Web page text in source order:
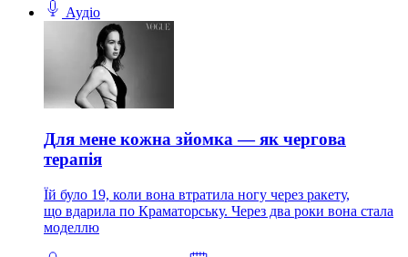
Аудіо
Для мене кожна зйомка — як чергова
терапія
Їй було 19, коли вона втратила ногу через ракету,
що вдарила по Краматорську. Через два роки вона стала
моделлю